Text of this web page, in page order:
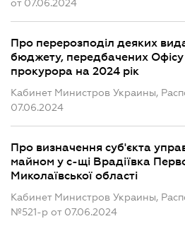
от 07.06.2024
Про перерозподіл деяких
бюджету, передбачених
прокурора на 2024 рік
Кабинет Министров Украины,
07.06.2024
Про визначення суб'єкта
майном у с-щі Врадіївка
Миколаївської області
Кабинет Министров Украины,
№521-р от 07.06.2024